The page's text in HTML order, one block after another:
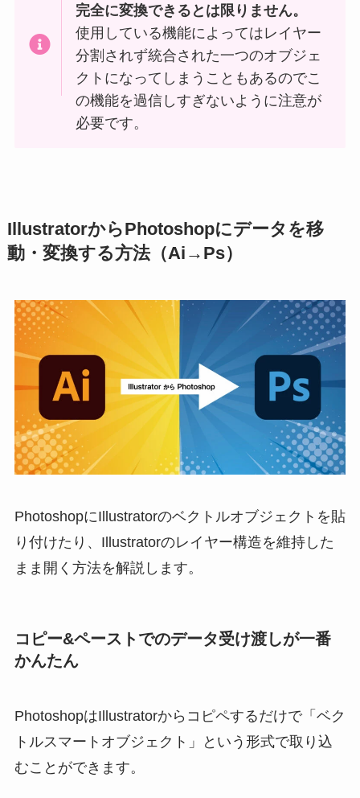
完全に変換できるとは限りません。
使用している機能によってはレイヤー
分割されず統合された一つのオブジェ
クトになってしまうこともあるのでこ
の機能を過信しすぎないように注意が
必要です。
IllustratorからPhotoshopにデータを移
動・変換する方法（Ai→Ps）
PhotoshopにIllustratorのベクトルオブジェクトを貼
り付けたり、Illustratorのレイヤー構造を維持した
まま開く方法を解説します。
コピー&ペーストでのデータ受け渡しが一番
かんたん
PhotoshopはIllustratorからコピペするだけで「ベク
トルスマートオブジェクト」という形式で取り込
むことができます。